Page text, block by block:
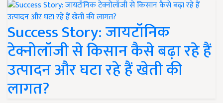
Success Story: जायटॉनिक
टेक्नोलॉजी से किसान कैसे बढ़ा रहे हैं
उत्पादन और घटा रहे हैं खेती की
लागत?